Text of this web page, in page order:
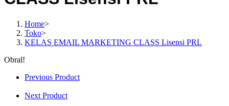
Home>
Toko>
KELAS EMAIL MARKETING CLASS Lisensi PRL
Obral!
Previous Product
Next Product